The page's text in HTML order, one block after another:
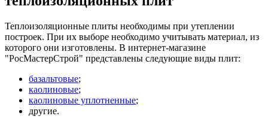
Теплоизоляционные плиты необходимы при утеплении
построек. При их выборе необходимо учитывать материал, из
которого они изготовлены. В интернет-магазине
"РосМастерСтрой" представлены следующие виды плит:
базальтовые;
каолиновые;
каолиновые уплотненные;
другие.